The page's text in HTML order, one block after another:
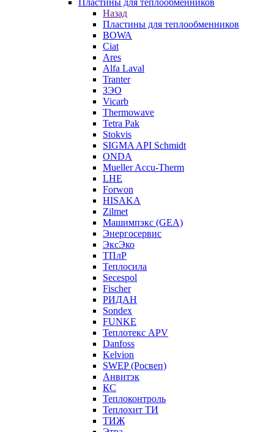
Пластины для теплообменников
Назад
Пластины для теплообменников
BOWA
Ciat
Ares
Alfa Laval
Tranter
ЗЭО
Vicarb
Thermowave
Tetra Pak
Stokvis
SIGMA API Schmidt
ONDA
Mueller Accu-Therm
LHE
Forwon
HISAKA
Zilmet
Машимпэкс (GEA)
Энергосервис
ЭксЭко
ТПлР
Теплосила
Secespol
Fischer
РИДАН
Sondex
FUNKE
Теплотекс APV
Danfoss
Kelvion
SWEP (Росвеп)
Анвитэк
КС
Теплоконтроль
Теплохит ТИ
ТИЖ